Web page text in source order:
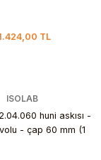
TL
ISOLAB
huni askısı -
- çap 60 mm (1